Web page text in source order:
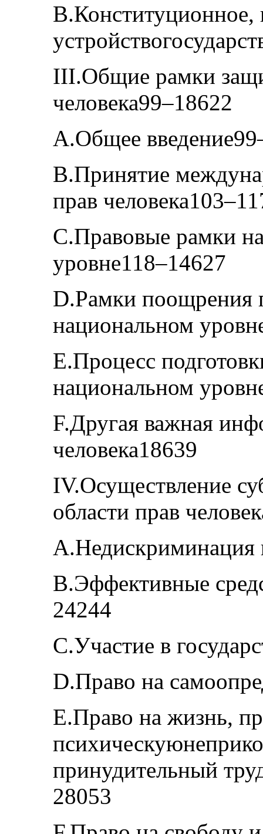
B.Конституционное,
III.Общие рамки
человека99–18622
A.Общее
B.Принятие
прав
C.Правовые рамки
уровне118–14627
D.Рамки поощрения
национальном
E.Процесс
национальном
F.Другая важная
человека18639
IV.Осуществление
области прав
A.Недискриминация
B.Эффективные
24244
C.Участие в
D.Право на
E.Право на жизнь,
принудительный
28053